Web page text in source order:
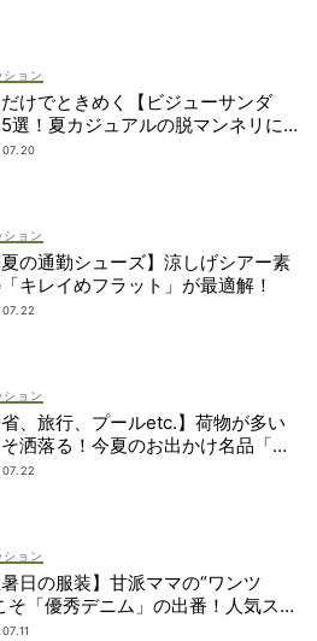
ション
けでときめく【ビジューサンダ
選！夏カジュアルの脱マンネリに効
ション
夏の通勤シューズ】涼しげシアー素
キレイめフラット」が最適解！
ション
省、旅行、プールetc.】荷物が多い
洒落る！今夏のお出かけ名品「ト
リュック」５選
ション
暑日の服装】甘派ママの“ワンツ
そ「優秀デニム」の出番！人気スタ
トが厳選